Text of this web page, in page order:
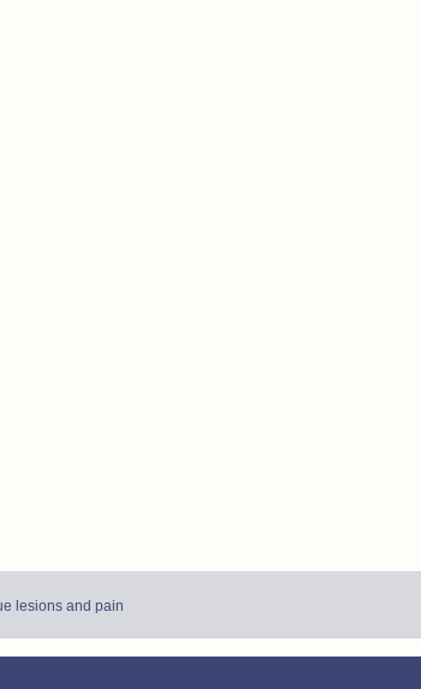
lesions and pain